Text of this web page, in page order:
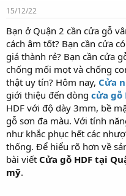
s
t
a
r
t
e
r
15/12/22
Bạn ở Quận 2 cần cửa gỗ
cách âm tốt? Bạn cần cửa
giá thành rẻ? Bạn cần cửa
chống mối mọt và chống
thật uy tín? Hôm nay, Cửa
giới thiệu đến dòng cửa gỗ
HDF với độ dày 3mm, bề
gỗ sơn đa màu. Với tính
như khắc phục hết các
thống. Để hiểu rõ hơn về
bài viết Cửa gỗ HDF tại
mỹ.